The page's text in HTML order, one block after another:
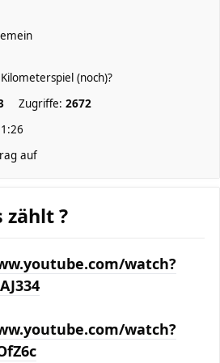
(noch)?
Zugriffe: 2672
auf
zählt ?
watch?
watch?